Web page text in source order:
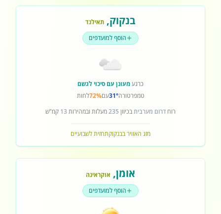
בנקוק, תאילנד
הוסף למועדפים
כרגעמעונן עם סיכוי לגשם
טמפרטורה31°עם72%לחות
רוח דרום מערביתבכיוון 235מעלות ובמהירות 13 קמ"ש
מזג האוויר בבנקוקתחזית לשבועיים
אומן, אוקראינה
הוסף למועדפים